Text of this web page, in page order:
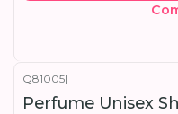
Q81005|
Perfume Unisex